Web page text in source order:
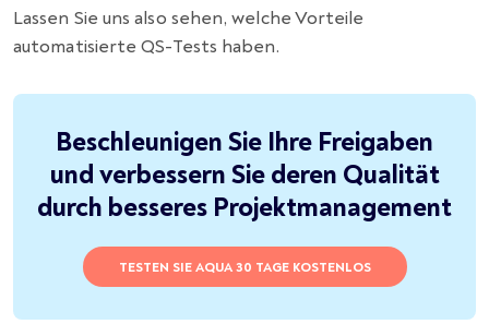
Lassen Sie uns also sehen, welche Vorteile
automatisierte QS-Tests haben.
Beschleunigen Sie Ihre Freigaben
und verbessern Sie deren Qualität
durch besseres Projektmanagement
TESTEN SIE AQUA 30 TAGE KOSTENLOS